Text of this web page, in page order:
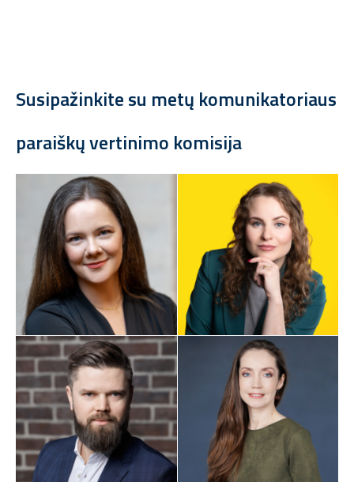
Susipažinkite su metų komunikatoriaus
paraiškų vertinimo komisija